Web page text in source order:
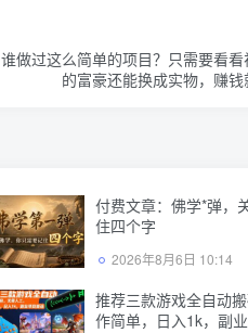
谁做过这么简单的项目？只需要看
的富豪还能换成实物，赚钱
付费文章：佛学*弹，
住四个字
2026年8月6日 10:14
推荐三款游戏全自动
作简单，日入1k，副业